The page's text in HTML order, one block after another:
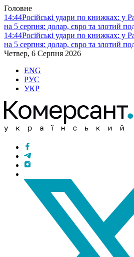
Головне
14:44Російські удари по книжках: у
на 5 серпня: долар, євро та злотий
14:44Російські удари по книжках: у
на 5 серпня: долар, євро та злотий
Четвер, 6 Серпня 2026
ENG
РУС
УКР